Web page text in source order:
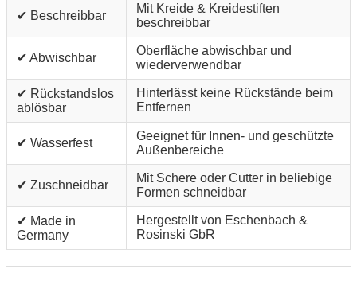
✔ Beschreibbar
Mit Kreide & Kreidestiften
beschreibbar
✔ Abwischbar
Oberfläche abwischbar und
wiederverwendbar
✔ Rückstandslos
ablösbar
Hinterlässt keine Rückstände beim
Entfernen
✔ Wasserfest
Geeignet für Innen- und geschützte
Außenbereiche
✔ Zuschneidbar
Mit Schere oder Cutter in beliebige
Formen schneidbar
✔ Made in
Germany
Hergestellt von Eschenbach &
Rosinski GbR